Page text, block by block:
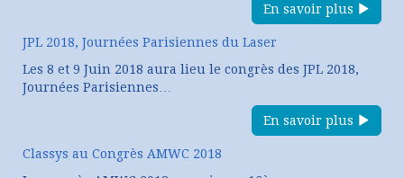
En savoir plus
JPL 2018, Journées Parisiennes du Laser
Les 8 et 9 Juin 2018 aura lieu le congrès des JPL 2018,
Journées Parisiennes…
En savoir plus
Classys au Congrès AMWC 2018